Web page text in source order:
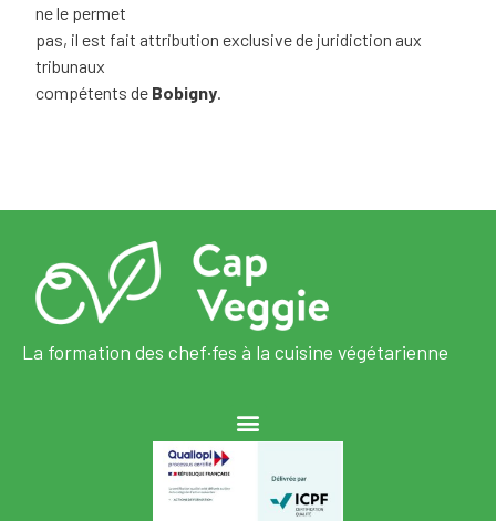
ne le permet
pas, il est fait attribution exclusive de juridiction aux
tribunaux
compétents de Bobigny.
La formation des chef·fes à la cuisine végétarienne